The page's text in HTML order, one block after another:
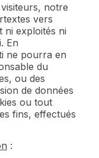
notre
vers
ni exploités ni
En
ne pourra en
du
ou des
de données
ou tout
fins, effectués
: